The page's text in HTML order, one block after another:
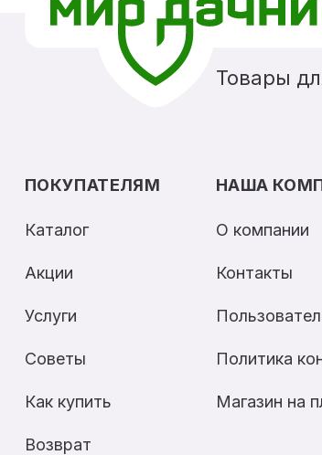
Товары
ПОКУПАТЕЛЯМ
Каталог
Акции
Услуги
Советы
Как купить
Возврат
НАША
О компании
Контакты
Политика
Магазин на